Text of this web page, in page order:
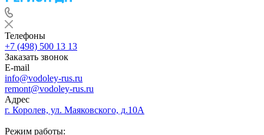
Телефоны
+7 (498) 500 13 13
Заказать звонок
E-mail
info@vodoley-rus.ru
remont@vodoley-rus.ru
Адрес
г. Королев, ул. Маяковского, д.10А
Режим работы: